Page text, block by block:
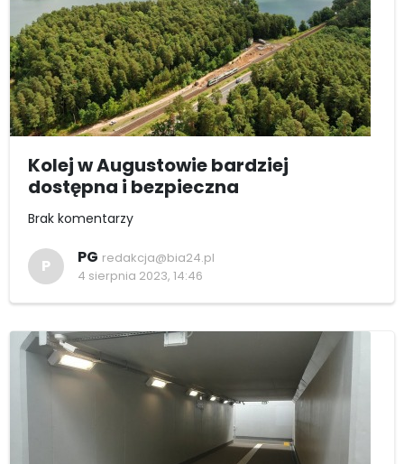
Kolej w Augustowie bardziej
dostępna i bezpieczna
Brak komentarzy
P PG redakcja@bia24.pl
4 sierpnia 2023, 14:46